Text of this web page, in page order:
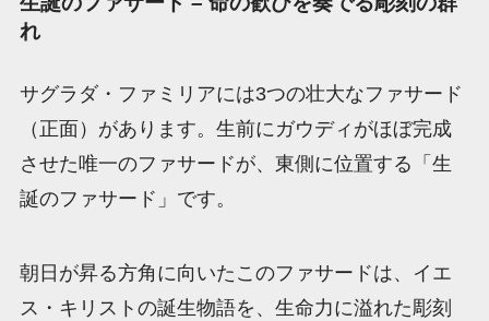
れ
サグラダ・ファミリアには3つの壮大なファサード
（正面）があります。生前にガウディがほぼ完成
させた唯一のファサードが、東側に位置する「生
誕のファサード」です。
朝日が昇る方角に向いたこのファサードは、イエ
ス・キリストの誕生物語を、生命力に溢れた彫刻